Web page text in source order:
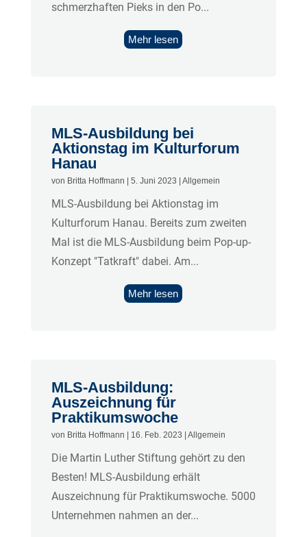
schmerzhaften Pieks in den Po...
Mehr lesen
MLS-Ausbildung bei
Aktionstag im Kulturforum
Hanau
von Britta Hoffmann 5. Juni 2023 Allgemein
MLS-Ausbildung bei Aktionstag im
Kulturforum Hanau. Bereits zum zweiten
Mal ist die MLS-Ausbildung beim Pop-up-
Konzept "Tatkraft" dabei. Am...
Mehr lesen
MLS-Ausbildung:
Auszeichnung für
Praktikumswoche
von Britta Hoffmann 16. Feb. 2023 Allgemein
Die Martin Luther Stiftung gehört zu den
Besten! MLS-Ausbildung erhält
Auszeichnung für Praktikumswoche. 5000
Unternehmen nahmen an der...